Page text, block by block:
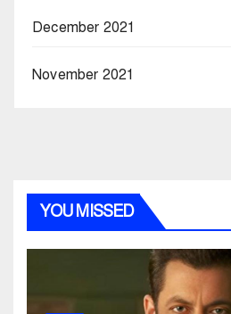
December 2021
November 2021
YOU MISSED